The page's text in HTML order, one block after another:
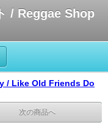
/ Reggae Shop
/ Like Old Friends Do
次の商品へ